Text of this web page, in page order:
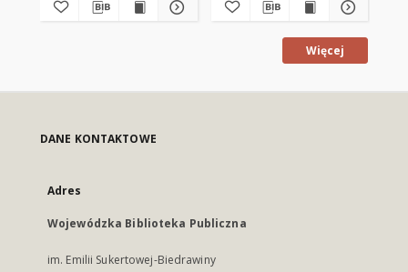
Więcej
DANE KONTAKTOWE
Adres
Wojewódzka Biblioteka Publiczna
im. Emilii Sukertowej-Biedrawiny